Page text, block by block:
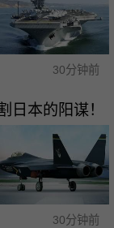
30分钟前
日本的阳谋！
30分钟前